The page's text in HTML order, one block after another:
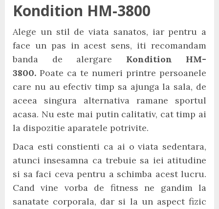
Kondition HM-3800
Alege un stil de viata sanatos, iar pentru a
face un pas in acest sens, iti recomandam
banda de alergare Kondition HM-
3800. Poate ca te numeri printre persoanele
care nu au efectiv timp sa ajunga la sala, de
aceea singura alternativa ramane sportul
acasa. Nu este mai putin calitativ, cat timp ai
la dispozitie aparatele potrivite.
Daca esti constienti ca ai o viata sedentara,
atunci insesamna ca trebuie sa iei atitudine
si sa faci ceva pentru a schimba acest lucru.
Cand vine vorba de fitness ne gandim la
sanatate corporala, dar si la un aspect fizic